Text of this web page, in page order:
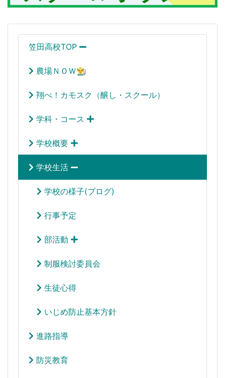
笠田高校TOP
農場ＮＯＷ👨‍🌾
翔べ！カモスク（醸し・スクール）
学科・コース
学校概要
学校生活
学校の様子(ブログ)
行事予定
部活動
制服検討委員会
生徒心得
いじめ防止基本方針
進路指導
防災教育